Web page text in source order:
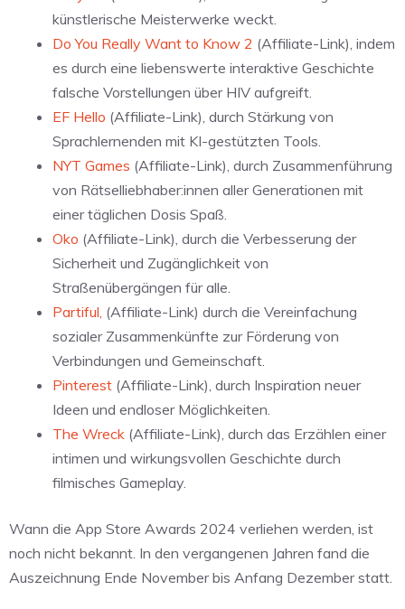
künstlerische Meisterwerke weckt.
Do You Really Want to Know 2 (Affiliate-Link), indem
es durch eine liebenswerte interaktive Geschichte
falsche Vorstellungen über HIV aufgreift.
EF Hello (Affiliate-Link), durch Stärkung von
Sprachlernenden mit KI-gestützten Tools.
NYT Games (Affiliate-Link), durch Zusammenführung
von Rätselliebhaber:innen aller Generationen mit
einer täglichen Dosis Spaß.
Oko (Affiliate-Link), durch die Verbesserung der
Sicherheit und Zugänglichkeit von
Straßenübergängen für alle.
Partiful, (Affiliate-Link) durch die Vereinfachung
sozialer Zusammenkünfte zur Förderung von
Verbindungen und Gemeinschaft.
Pinterest (Affiliate-Link), durch Inspiration neuer
Ideen und endloser Möglichkeiten.
The Wreck (Affiliate-Link), durch das Erzählen einer
intimen und wirkungsvollen Geschichte durch
filmisches Gameplay.
Wann die App Store Awards 2024 verliehen werden, ist
noch nicht bekannt. In den vergangenen Jahren fand die
Auszeichnung Ende November bis Anfang Dezember statt.